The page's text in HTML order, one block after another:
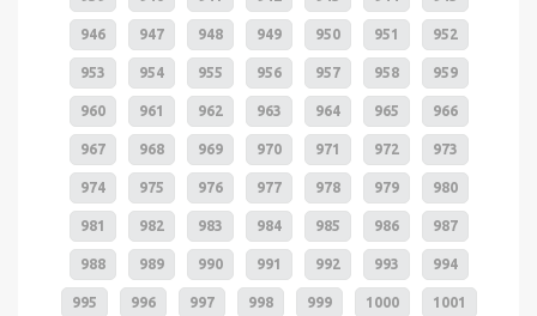
946 947 948 949 950 951 952
953 954 955 956 957 958 959
960 961 962 963 964 965 966
967 968 969 970 971 972 973
974 975 976 977 978 979 980
981 982 983 984 985 986 987
988 989 990 991 992 993 994
995 996 997 998 999 1000 1001